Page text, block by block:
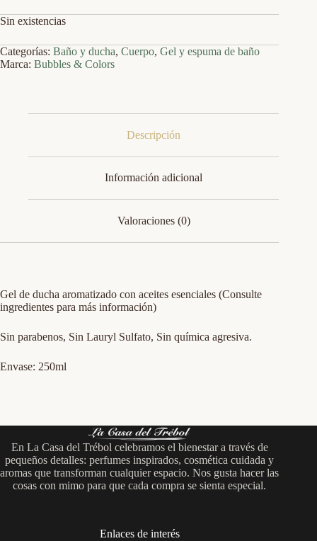
8,20 €.
5,60 €.
Sin existencias
Categorías: Baño y ducha, Cuerpo, Gel y espuma de baño
Marca: Bubbles & Colors
Descripción
Información adicional
Valoraciones (0)
Gel de ducha aromatizado con aceites esenciales (Consulte
ingredientes para más información)
Sin parabenos, Sin Lauryl Sulfato, Sin química agresiva.
Envase: 250ml
En La Casa del Trébol celebramos el bienestar a través de
pequeños detalles: perfumes inspirados, cosmética cuidada y
aromas que transforman cualquier espacio. Nos gusta hacer las
cosas con mimo para que cada compra se sienta especial.
Enlaces de interés